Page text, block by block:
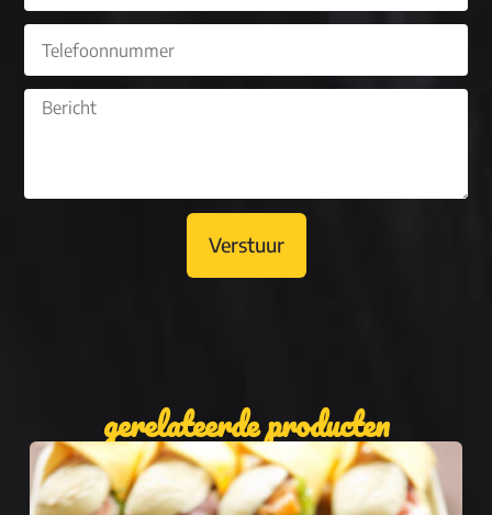
Verstuur
gerelateerde producten